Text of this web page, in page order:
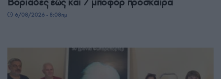
6/08/2026 - 8:08πμ